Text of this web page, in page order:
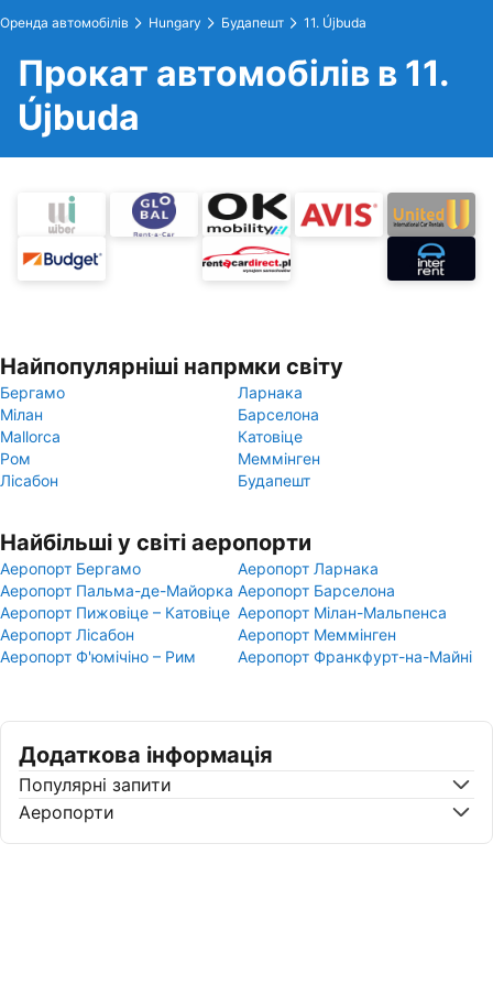
Оренда автомобілів Hungary Будапешт 11. Újbuda
Прокат автомобілів в 11.
Újbuda
Найпопулярніші напрмки світу
Бергамо
Ларнака
Мілан
Барселона
Mallorca
Катовіце
Ром
Меммінген
Лісабон
Будапешт
Найбільші у світі аеропорти
Аеропорт Бергамо
Аеропорт Ларнака
Аеропорт Пальма-де-Майорка Аеропорт Барселона
Аеропорт Пижовіце – Катовіце Аеропорт Мілан-Мальпенса
Аеропорт Лісабон
Аеропорт Меммінген
Аеропорт Ф'юмічіно – Рим
Аеропорт Франкфурт-на-Майні
Додаткова інформація
Популярні запити
Аеропорти